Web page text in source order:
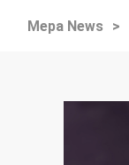
Mepa News >